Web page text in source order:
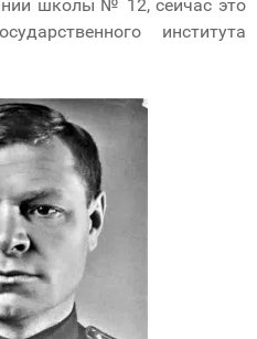
школы № 12, сейчас это
института